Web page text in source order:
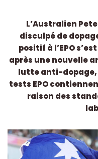
L’Australien
disculpé de
positif à l’EPO
après une nouvelle
lutte anti-dopage,
tests EPO
raison des